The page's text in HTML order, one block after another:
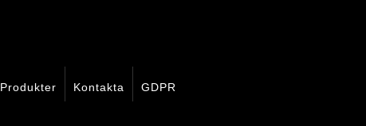
Produkter Kontakta GDPR